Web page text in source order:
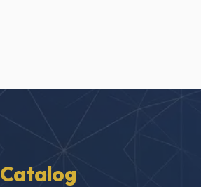
Catalog